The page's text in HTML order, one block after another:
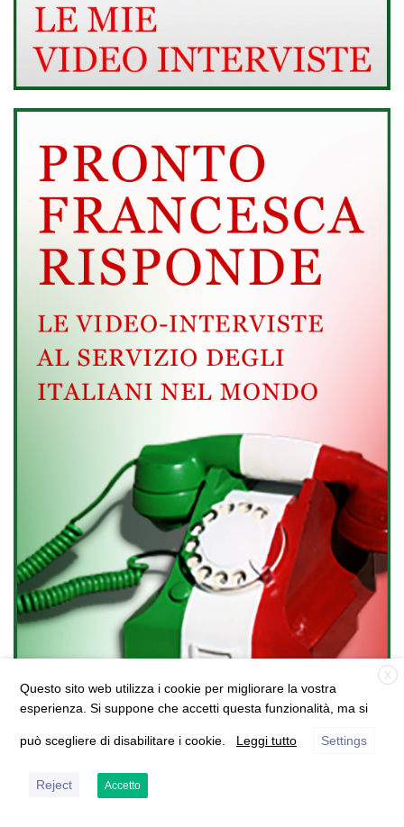
X
Questo sito web utilizza i cookie per migliorare la vostra
esperienza. Si suppone che accetti questa funzionalità, ma si
può scegliere di disabilitare i cookie. Leggi tutto Settings
Reject Accetto